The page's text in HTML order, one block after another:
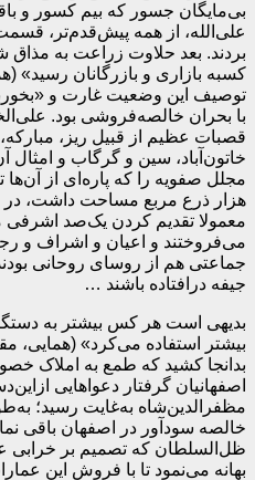
بی‌مایگان جسور که بیم کسور و
علی‌الله، از همه پیش‌قدم‌تر،
بردند. بعد حلاوت زراعت به مذاق
کسبه بازاری و بازرگانان رسید»
توصیف این وضعیت غارت و
با بحران خالصه‌فروشی بود.
قصبات عظیم از قبیل ریز،
خاتون‌آباد، سین و گرگاب و
مجلل صفویه را که پاره‌ای از
هزار ذرع مربع مساحت داشت،
معمولا تقدیم کردن یک‌صد اشرفی
می‌فروختند و اعیان و اشراف و
جماعتی هم از روسای روحانی
جیفه درافتاده باشند …
بدیهی است هر کس بیشتر به
بدانجا کشید که طمع به املاک
اصفهانیان گرفتار دعواهایی
مظفرالدین‌شاه به‌غایت رسید؛
خالصه سودآور در اصفهان باقی
ظل‌السلطان که تصمیم بر خرابی
بهانه می‌نمود تا با فروش این